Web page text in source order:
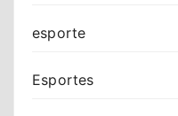
esporte
Esportes